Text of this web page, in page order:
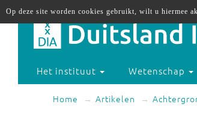
Het instituut Wetenschap
Home Artikelen
Op deze site worden cookies gebruikt, wilt u hiermee